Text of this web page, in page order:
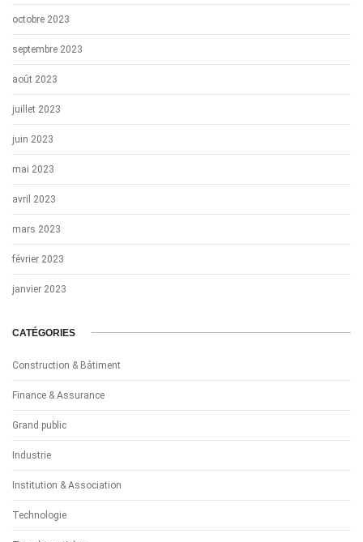
octobre 2023
septembre 2023
août 2023
juillet 2023
juin 2023
mai 2023
avril 2023
mars 2023
février 2023
janvier 2023
CATÉGORIES
Construction & Bâtiment
Finance & Assurance
Grand public
Industrie
Institution & Association
Technologie